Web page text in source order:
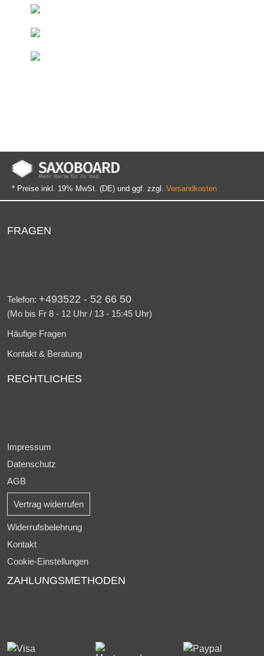
* Preise inkl. 19% MwSt. (DE) und ggf. zzgl. Versandkosten
FRAGEN
Telefon: +493522 - 52 66 50
(Mo bis Fr 8 - 12 Uhr / 13 - 15:45 Uhr)
Häufige Fragen
Kontakt & Beratung
RECHTLICHES
Impressum
Datenschutz
AGB
Vertrag widerrufen
Widerrufsbelehrung
Kontakt
Cookie-Einstellungen
ZAHLUNGSMETHODEN